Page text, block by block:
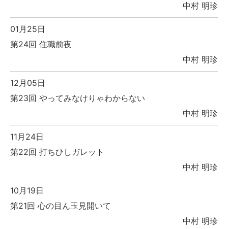
中村 明珍
01月25日
第24回 住職前夜
中村 明珍
12月05日
第23回 やってみなけりゃわからない
中村 明珍
11月24日
第22回 打ちひしガレット
中村 明珍
10月19日
第21回 心の目ん玉見開いて
中村 明珍